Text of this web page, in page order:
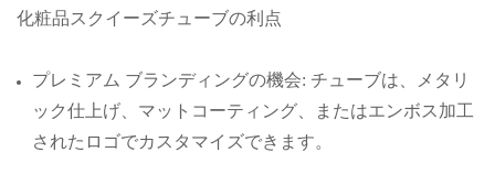
化粧品スクイーズチューブの利点
プレミアム ブランディングの機会: チューブは、メタリ
ック仕上げ、マットコーティング、またはエンボス加工
されたロゴでカスタマイズできます。